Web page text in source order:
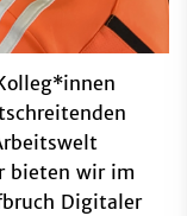
bieten wir im
Digitaler